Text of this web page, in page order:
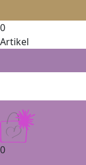
0
Artikel
0